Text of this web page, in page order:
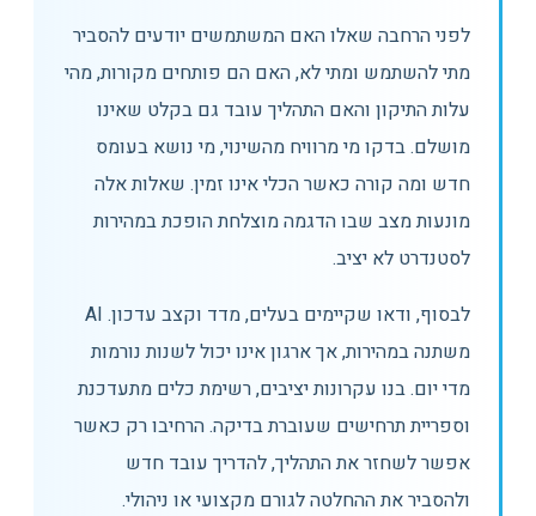
לפני הרחבה שאלו האם המשתמשים יודעים להסביר
מתי להשתמש ומתי לא, האם הם פותחים מקורות, מהי
עלות התיקון והאם התהליך עובד גם בקלט שאינו
מושלם. בדקו מי מרוויח מהשינוי, מי נושא בעומס
חדש ומה קורה כאשר הכלי אינו זמין. שאלות אלה
מונעות מצב שבו הדגמה מוצלחת הופכת במהירות
לסטנדרט לא יציב.
לבסוף, ודאו שקיימים בעלים, מדד וקצב עדכון. AI
משתנה במהירות, אך ארגון אינו יכול לשנות נורמות
מדי יום. בנו עקרונות יציבים, רשימת כלים מתעדכנת
וספריית תרחישים שעוברת בדיקה. הרחיבו רק כאשר
אפשר לשחזר את התהליך, להדריך עובד חדש
ולהסביר את ההחלטה לגורם מקצועי או ניהולי.